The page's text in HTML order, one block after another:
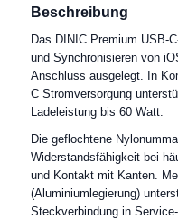
Beschreibung
Das DINIC Premium USB-
und Synchronisieren von
Anschluss ausgelegt. In
C Stromversorgung
Ladeleistung bis 60 Watt.
Die geflochtene
Widerstandsfähigkeit bei
und Kontakt mit Kanten.
(Aluminiumlegierung)
Steckverbindung in